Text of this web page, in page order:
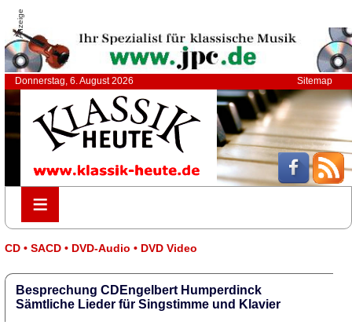
Anzeige
Donnerstag, 6. August 2026 Sitemap
≡
≡
CD • SACD • DVD-Audio • DVD Video
Besprechung CDEngelbert Humperdinck
Sämtliche Lieder für Singstimme und Klavier